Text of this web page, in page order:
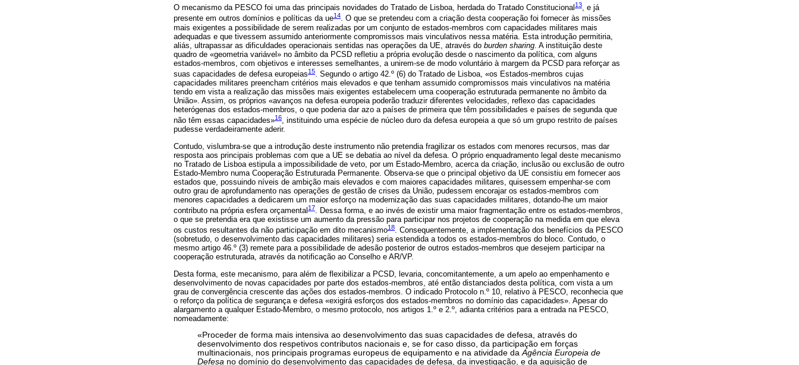
O mecanismo da PESCO foi uma das principais novidades do Tratado de Lisboa, herdada do Tratado Constitucional 13, e já
presente em outros domínios e políticas da ue14. O que se pretendeu com a criação desta cooperação foi fornecer às missões
mais exigentes a possibilidade de serem realizadas por um conjunto de estados-membros com capacidades militares mais
adequadas e que tivessem assumido anteriormente compromissos mais vinculativos nessa matéria. Esta introdução permitiria,
aliás, ultrapassar as dificuldades operacionais sentidas nas operações da UE, através do burden sharing . A instituição deste
quadro de «geometria variável» no âmbito da PCSD refletiu a própria evolução desde o nascimento da política, com alguns
estados-membros, com objetivos e interesses semelhantes, a unirem-se de modo voluntário à margem da PCSD para reforçar as
suas capacidades de defesa europeias15
. Segundo o artigo 42.º (6) do Tratado de Lisboa, «os Estados-membros cujas
capacidades militares preencham critérios mais elevados e que tenham assumido compromissos mais vinculativos na matéria
tendo em vista a realização das missões mais exigentes estabelecem uma cooperação estruturada permanente no âmbito da
União». Assim, os próprios «avanços na defesa europeia poderão traduzir diferentes velocidades, reflexo das capacidades
heterógenas dos estados-membros, o que poderia dar azo a países de primeira que têm possibilidades e países de segunda que
não têm essas capacidades»16, instituindo uma espécie de núcleo duro da defesa europeia a que só um grupo restrito de países
pudesse verdadeiramente aderir.
Contudo, vislumbra-se que a introdução deste instrumento não pretendia fragilizar os estados com menores recursos, mas dar
resposta aos principais problemas com que a UE se debatia ao nível da defesa. O próprio enquadramento legal deste mecanismo
no Tratado de Lisboa estipula a impossibilidade de veto, por um Estado-Membro, acerca da criação, inclusão ou exclusão de outro
Estado-Membro numa Cooperação Estruturada Permanente. Observa-se que o principal objetivo da UE consistiu em fornecer aos
estados que, possuindo níveis de ambição mais elevados e com maiores capacidades militares, quisessem empenhar-se com
outro grau de aprofundamento nas operações de gestão de crises da União, pudessem encorajar os estados-membros com
menores capacidades a dedicarem um maior esforço na modernização das suas capacidades militares, dotando-lhe um maior
contributo na própria esfera orçamental 17
. Dessa forma, e ao invés de existir uma maior fragmentação entre os estados-membros,
o que se pretendia era que existisse um aumento da pressão para participar nos projetos de cooperação na medida em que eleva
os custos resultantes da não participação em dito mecanismo18. Consequentemente, a implementação dos benefícios da PESCO
(sobretudo, o desenvolvimento das capacidades militares) seria estendida a todos os estados-membros do bloco. Contudo, o
mesmo artigo 46.º (3) remete para a possibilidade de adesão posterior de outros estados-membros que desejem participar na
cooperação estruturada, através da notificação ao Conselho e AR/VP.
Desta forma, este mecanismo, para além de flexibilizar a PCSD, levaria, concomitantemente, a um apelo ao empenhamento e
desenvolvimento de novas capacidades por parte dos estados-membros, até então distanciados desta política, com vista a um
grau de convergência crescente das ações dos estados-membros. O indicado Protocolo n.º 10, relativo à PESCO, reconhecia que
o reforço da política de segurança e defesa «exigirá esforços dos estados-membros no domínio das capacidades». Apesar do
alargamento a qualquer Estado-Membro, o mesmo protocolo, nos artigos 1.º e 2.º, adianta critérios para a entrada na PESCO,
nomeadamente:
«Proceder de forma mais intensiva ao desenvolvimento das suas capacidades de defesa, através do
desenvolvimento dos respetivos contributos nacionais e, se for caso disso, da participação em forças
multinacionais, nos principais programas europeus de equipamento e na atividade daAgência Europeia de
Defesa no domínio do desenvolvimento das capacidades de defesa, da investigação, e da aquisição de